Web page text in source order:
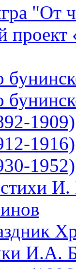
"От
1909)
1916)
1952)
И.
И.А.